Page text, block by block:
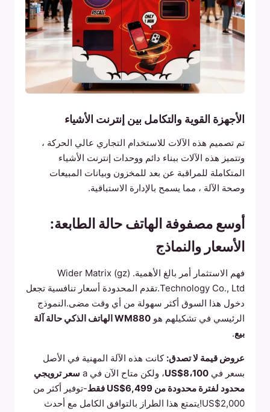
الأجهزة القوية والتكامل بين إنترنت الأشياء
تم تصميم هذه الآلات للاستخدام التجاري عالي الحركة ،
وتتميز هذه الآلات ببناء دائم ووحدات إنترنت الأشياء
المتكاملة للمراقبة عن بعد للمخزون وبيانات المبيعات
وصحة الآلة ، مما يسمح بالإدارة الاستباقية.
أوسع مصفوفة الهاتف حالة الطابعة:
الأسعار والنماذج
فهم الاستثمار أمر بالغ الأهمية. Wider Matrix (gz)
Technology Co., Ltd.تقدم المحدودة أسعار تنافسية تجعل
دخول هذا السوق أكثر سهولة من أي وقت مضى.النموذج
الرئيسي في تشكيلهم هو
WM880 الهاتف الذكي حالة آلة
بيع.
عروض قيمة لا تصدق: كانت هذه الآلة المهنية في الأصل
بسعر في US$8،100، ولكن متاح الآن في a
سعر ترويجي
محدود لفترة محدودة من US$6,499 فقط
-توفير أكثر من
US$2,000!يتمتع هذا الطراز بالتوافق الكامل مع أحدث